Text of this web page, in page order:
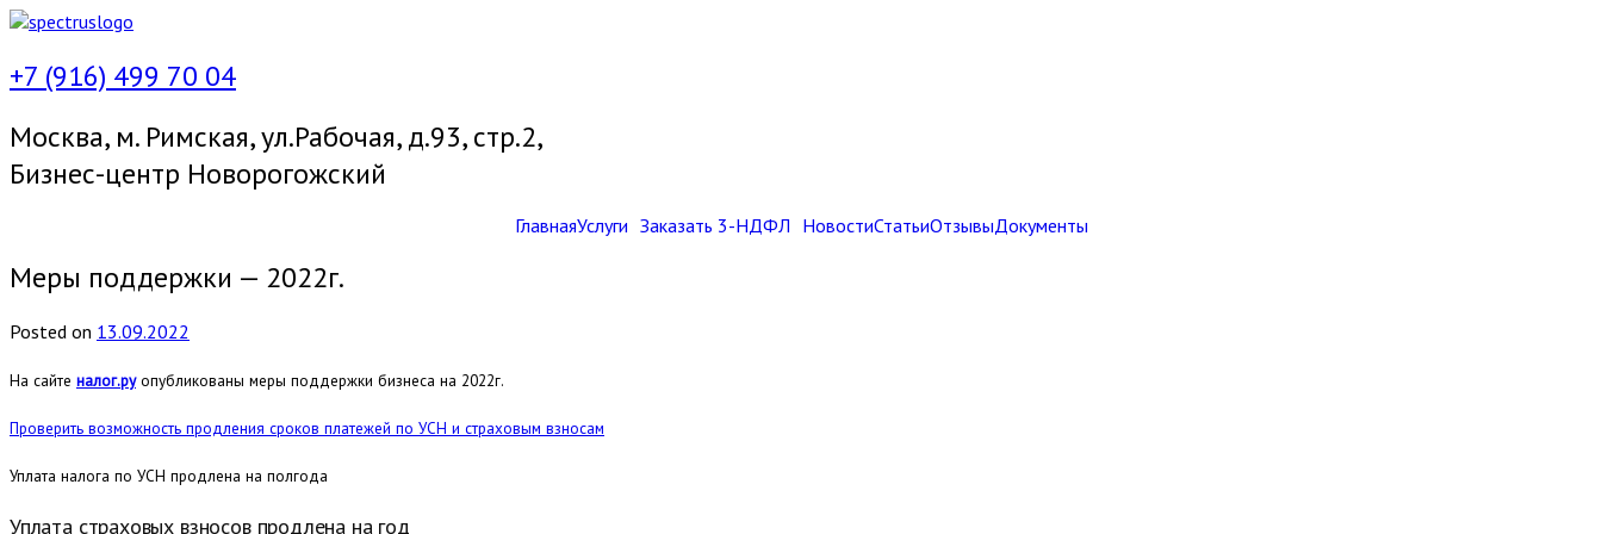
+7 (916) 499 70 04
Москва, м. Римская, ул.Рабочая, д.93, стр.2,
Бизнес-центр Новорогожский
ГлавнаяУслуги Заказать 3-НДФЛ НовостиСтатьиОтзывыДокументы
Меры поддержки — 2022г.
Posted on 13.09.2022
На сайте налог.руопубликованы меры поддержки бизнеса на 2022г.
Проверить возможность продления сроков платежей по УСН и страховым взносам
Уплата налога по УСН продлена на полгода
Уплата страховых взносов продлена на год